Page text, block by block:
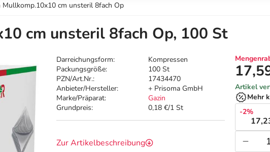
Mullkomp.10x10 cm unsteril 8fach Op
cm unsteril 8fach Op, 100 St
Darreichungsform:
Kompressen
Packungsgröße:
100 St
PZN/Art.Nr.:
17434470
Anbieter/Hersteller:
+ Prisoma GmbH
Marke/Präparat:
Gazin
Grundpreis:
0,18 €/1 St
Zur Artikelbeschreibung
Artikel
Mehr
-2%